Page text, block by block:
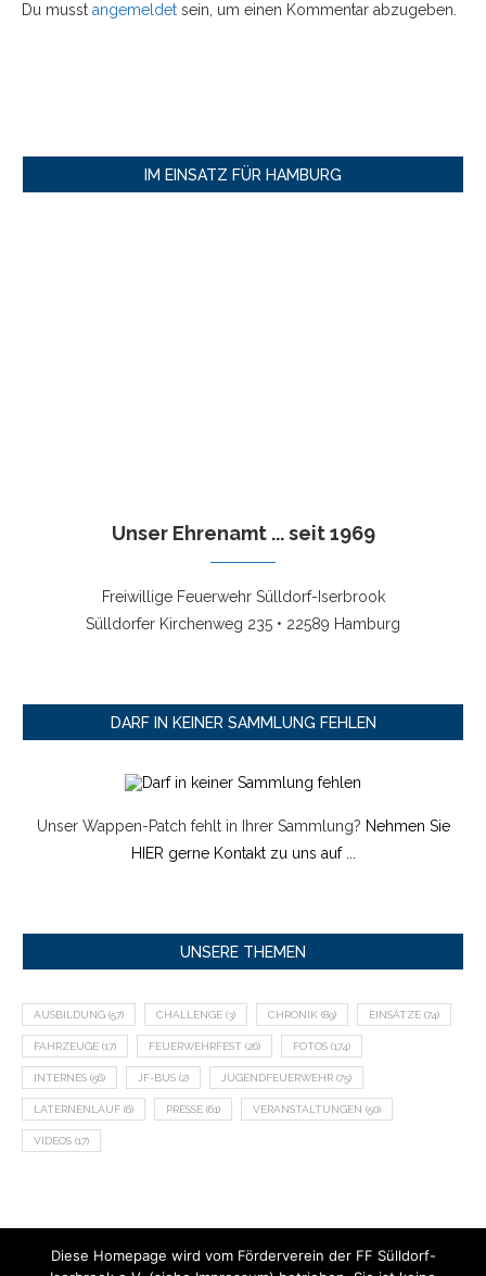
Du musst angemeldet sein, um einen Kommentar abzugeben.
IM EINSATZ FÜR HAMBURG
Unser Ehrenamt ... seit 1969
Freiwillige Feuerwehr Sülldorf-Iserbrook
Sülldorfer Kirchenweg 235 • 22589 Hamburg
DARF IN KEINER SAMMLUNG FEHLEN
Unser Wappen-Patch fehlt in Ihrer Sammlung? Nehmen Sie
HIER gerne Kontakt zu uns auf ...
UNSERE THEMEN
AUSBILDUNG (57) CHALLENGE (3) CHRONIK (89) EINSÄTZE (74)
FAHRZEUGE (17) FEUERWEHRFEST (26) FOTOS (174)
INTERNES (56) JF-BUS (2) JUGENDFEUERWEHR (75)
LATERNENLAUF (6) PRESSE (61) VERANSTALTUNGEN (50)
VIDEOS (17)
Diese Homepage wird vom Förderverein der FF Sülldorf-